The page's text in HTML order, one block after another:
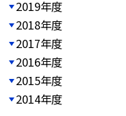
2019年度
2018年度
2017年度
2016年度
2015年度
2014年度